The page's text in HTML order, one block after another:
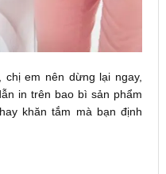
em nên dừng lại ngay,
in trên bao bì sản phẩm
khăn tắm mà bạn định